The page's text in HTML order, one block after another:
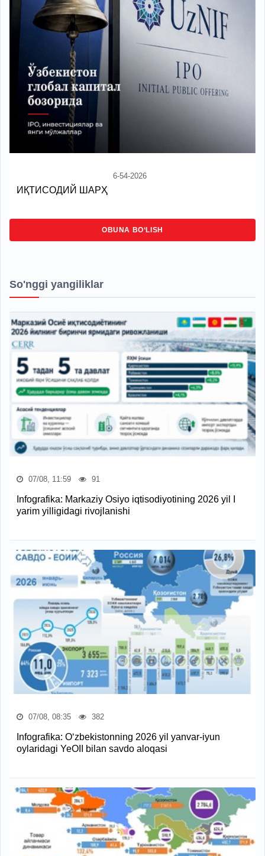
6-54-2026
ИҚТИСОДИЙ ШАРҲ
OBUNA BO‘LISH
So'nggi yangiliklar
07/08, 11:59 91
Infografika: Markaziy Osiyo iqtisodiyotining 2026 yil I
yarim yilligidagi rivojlanishi
07/08, 08:35 382
Infografika: O‘zbekistonning 2026 yil yanvar-iyun
oylaridagi YeOII bilan savdo aloqasi